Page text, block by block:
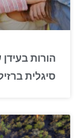
הורות
סיגלית